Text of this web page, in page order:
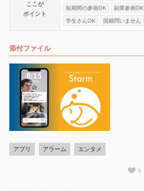
ここが
ポイント
短期間の参画OK 副業参画OK
学生さんOK 国籍問いません
添付ファイル
アプリ アラーム エンタメ
0